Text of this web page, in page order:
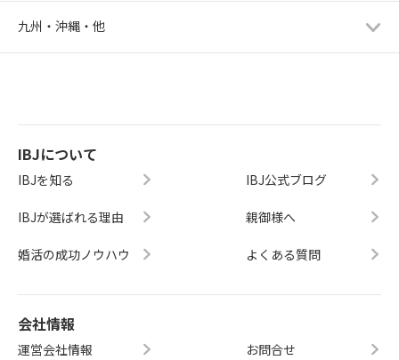
九州・沖縄・他
IBJについて
IBJを知る
IBJが選ばれる理由
婚活の成功ノウハウ
IBJ公式ブログ
親御様へ
よくある質問
会社情報
運営会社情報 お問合せ